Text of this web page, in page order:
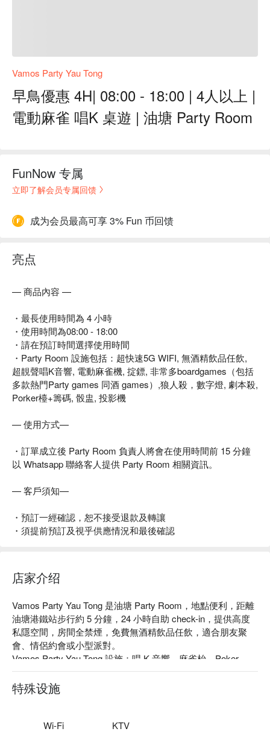
Vamos Party Yau Tong
早鳥優惠 4H| 08:00 - 18:00 | 4人以上 |
電動麻雀 唱K 桌遊 | 油塘 Party Room
FunNow 专属
立即了解会员专属回馈
成为会员最高可享 3% Fun 币回馈
亮点
— 商品內容 —
・最長使用時間為 4 小時
・使用時間為08:00 - 18:00
・請在預訂時間選擇使用時間
・Party Room 設施包括：超快速5G WIFI, 無酒精飲品任飲,
超靚聲唱K音響, 電動麻雀機, 掟鏢, 非常多boardgames（包括
多款熱門Party games 同酒 games）,狼人殺，數字燈, 劇本殺,
Porker檯+籌碼, 骰盅, 投影機
— 使用方式—
・訂單成立後 Party Room 負責人將會在使用時間前 15 分鐘
以 Whatsapp 聯絡客人提供 Party Room 相關資訊。
— 客戶須知—
・預訂一經確認，恕不接受退款及轉讓
・須提前預訂及視乎供應情況和最後確認
店家介绍
Vamos Party Yau Tong 是油塘 Party Room，地點便利，距離
油塘港鐵站步行約 5 分鐘，24 小時自助 check-in，提供高度
私隱空間，房間全禁煙，免費無酒精飲品任飲，適合朋友聚
會、情侶約會或小型派對。
Vamos Party Yau Tong 設施：唱 K 音響、麻雀枱、Poker
桌、Boardgames、掟鏢、Switch、免費無酒精飲品、全禁煙
環境
Vamos Party Yau Tong 價格：4 小時 HKD 120 / 人起（需預訂
油塘 Party Room - Vamos Party Yau Tong 預訂
特殊设施
Wi-Fi KTV